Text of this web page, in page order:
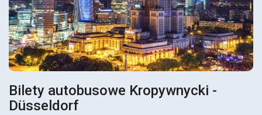
Bilety autobusowe Kropywnycki -
Düsseldorf